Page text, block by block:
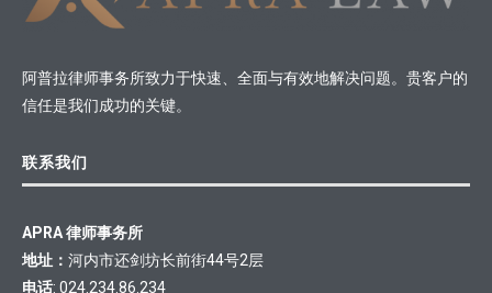
阿普拉律师事务所致力于快速、全面与有效地解决问题。贵客户的
信任是我们成功的关键。
联系我们
APRA 律师事务所
地址： 河内市还剑坊长前街44号2层
电话: 024.234.86.234